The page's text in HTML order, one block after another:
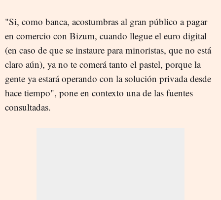
"Si, como banca, acostumbras al gran público a pagar
en comercio con Bizum, cuando llegue el euro digital
(en caso de que se instaure para minoristas, que no está
claro aún), ya no te comerá tanto el pastel, porque la
gente ya estará operando con la solución privada desde
hace tiempo", pone en contexto una de las fuentes
consultadas.